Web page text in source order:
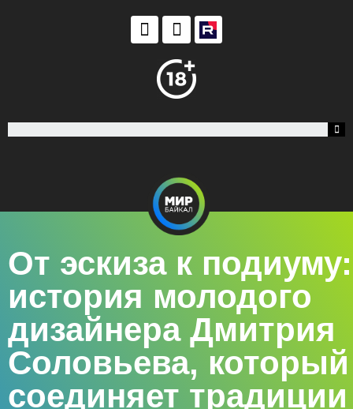
От эскиза к подиуму:
история молодого
дизайнера Дмитрия
Соловьева, который
соединяет традиции